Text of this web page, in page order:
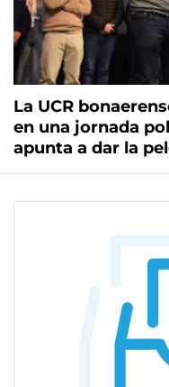
La UCR
en una jornada
apunta a dar la